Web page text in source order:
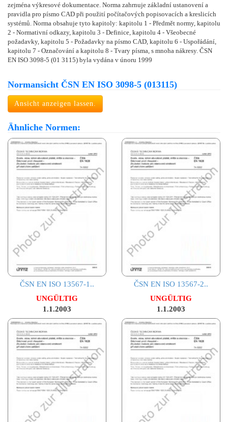
zejména výkresové dokumentace. Norma zahrnuje základní ustanovení a
pravidla pro písmo CAD při použití počítačových popisovacích a kreslicích
systémů. Norma obsahuje tyto kapitoly: kapitolu 1 - Předmět normy, kapitolu
2 - Normativní odkazy, kapitolu 3 - Definice, kapitolu 4 - Všeobecné
požadavky, kapitolu 5 - Požadavky na písmo CAD, kapitolu 6 - Uspořádání,
kapitolu 7 - Označování a kapitolu 8 - Tvary písma, s mnoha nákresy. ČSN
EN ISO 3098-5 (01 3115) byla vydána v únoru 1999
Normansicht ČSN EN ISO 3098-5 (013115)
Ansicht anzeigen lassen.
Ähnliche Normen:
ČSN EN ISO 13567-1..
UNGÜLTIG
1.1.2003
ČSN EN ISO 13567-2..
UNGÜLTIG
1.1.2003